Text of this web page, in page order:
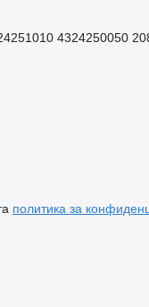
4324250050
политика за